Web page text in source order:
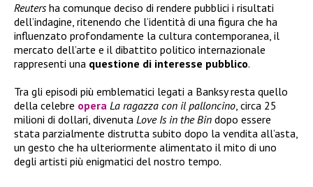
Reutersha comunque deciso di rendere pubblici i risultati
dell’indagine, ritenendo che l’identità di una figura che ha
influenzato profondamente la cultura contemporanea, il
mercato dell’arte e il dibattito politico internazionale
rappresenti una questione di interesse pubblico.
Tra gli episodi più emblematici legati a Banksy resta quello
della celebre opera La ragazza con il palloncino, circa 25
milioni di dollari, divenuta Love Is in the Bin dopo essere
stata parzialmente distrutta subito dopo la vendita all’asta,
un gesto che ha ulteriormente alimentato il mito di uno
degli artisti più enigmatici del nostro tempo.